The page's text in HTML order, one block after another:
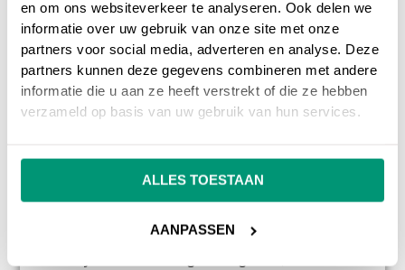
en om ons websiteverkeer te analyseren. Ook delen we
informatie over uw gebruik van onze site met onze
partners voor social media, adverteren en analyse. Deze
partners kunnen deze gegevens combineren met andere
informatie die u aan ze heeft verstrekt of die ze hebben
verzameld op basis van uw gebruik van hun services.
ALLES TOESTAAN
AANPASSEN
websites die gebruik maken van
frames
Een aantal zoekmachines ondersteunt
geen frames, waar je website niet
geïndexeerd wordt
niet vaak gebruikt worden, hebben
vaak moeite met het tonen van
frames
Het is heel moeilijk om frames de